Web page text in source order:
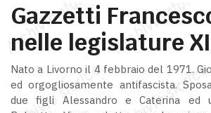
Gazzetti
nelle legislature
Nato a Livorno il 4 febbraio del 1971.
ed orgogliosamente antifascista.
due figli Alessandro e Caterina ed